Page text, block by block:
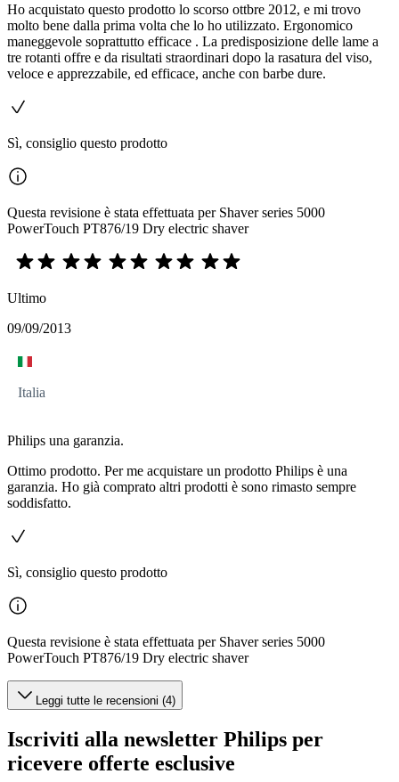
Ho acquistato questo prodotto lo scorso ottbre 2012, e mi trovo
molto bene dalla prima volta che lo ho utilizzato. Ergonomico
maneggevole soprattutto efficace . La predisposizione delle lame a
tre rotanti offre e da risultati straordinari dopo la rasatura del viso,
veloce e apprezzabile, ed efficace, anche con barbe dure.
Sì, consiglio questo prodotto
Questa revisione è stata effettuata per Shaver series 5000
PowerTouch PT876/19 Dry electric shaver
Ultimo
09/09/2013
Italia
Philips una garanzia.
Ottimo prodotto. Per me acquistare un prodotto Philips è una
garanzia. Ho già comprato altri prodotti è sono rimasto sempre
soddisfatto.
Sì, consiglio questo prodotto
Questa revisione è stata effettuata per Shaver series 5000
PowerTouch PT876/19 Dry electric shaver
Leggi tutte le recensioni (4)
Iscriviti alla newsletter Philips per
ricevere offerte esclusive